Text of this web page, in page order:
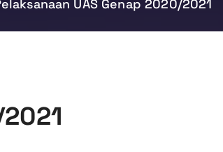
UAS Genap 2020/2021